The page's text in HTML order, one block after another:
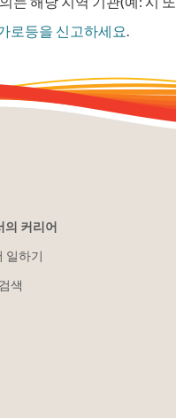
로등을 신고하세요.
의 커리어
일하기
색